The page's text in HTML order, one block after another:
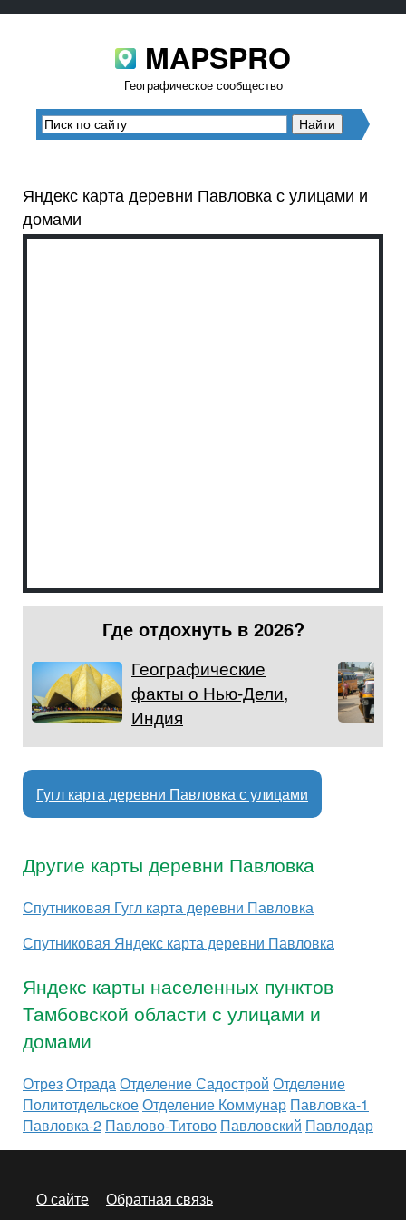
MAPSPRO
Географическое сообщество
Яндекс карта деревни Павловка с улицами и
домами
Где отдохнуть в 2026?
Географические
факты о Нью-Дели,
Индия
Гугл карта деревни Павловка с улицами
Другие карты деревни Павловка
Спутниковая Гугл карта деревни Павловка
Спутниковая Яндекс карта деревни Павловка
Яндекс карты населенных пунктов
Тамбовской области с улицами и
домами
ОтрезОтрада Отделение Садострой Отделение
ПолитотдельскоеОтделение Коммунар Павловка-1
Павловка-2 Павлово-Титово Павловский Павлодар
О сайте Обратная связь